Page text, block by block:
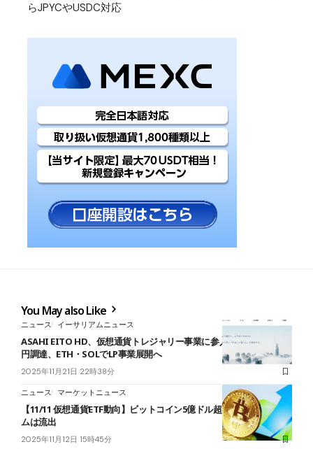
らJPYCやUSDC対応
You May also Like
ニュース イーサリアムニュース
ASAHI EITO HD、仮想通貨トレジャリー事業に参入──最大約27億
円調達、ETH・SOLでLP事業展開へ
2025年11月21日 22時38分
ニュース マーケットニュース
【11/11 仮想通貨ETF動向】ビットコイン5億ドル超流入、イーサリア
ムは流出
2025年11月12日 15時45分